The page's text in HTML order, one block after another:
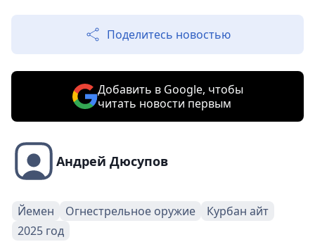
Поделитесь новостью
Добавить в Google, чтобы
читать новости первым
Андрей Дюсупов
Йемен Огнестрельное оружие
Курбан айт
2025 год